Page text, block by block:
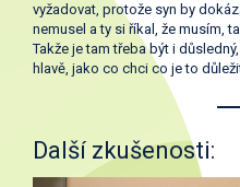
vyžadovat, protože syn by
nemusel a ty si říkal, že musím,
Takže je tam třeba být i
hlavě, jako co chci co je to
Další zkušenosti: